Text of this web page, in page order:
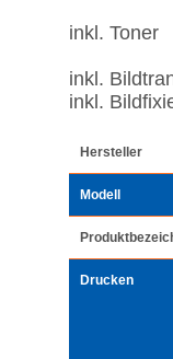
inkl. Toner
inkl.
inkl.
Hersteller
Modell
Drucken